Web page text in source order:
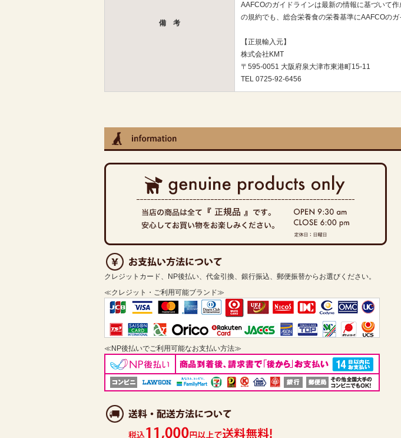
備 考
AAFCOのガイドラインは最新の情報に基づいて
の規約でも、総合栄養食の栄養基準にAAFCOのガ
【正規輸入元】
株式会社KMT
〒595-0051 大阪府泉大津市東港町15-11
TEL 0725-92-6456
クレジットカード、NP後払い、代金引換、銀行振込、郵便振替からお選びください。
≪クレジット・ご利用可能ブランド≫
≪NP後払いでご利用可能なお支払い方法≫